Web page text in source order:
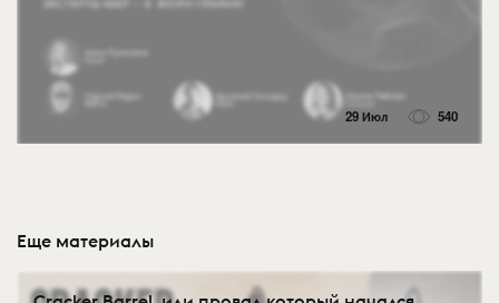
29 Июл 540
Еще материалы